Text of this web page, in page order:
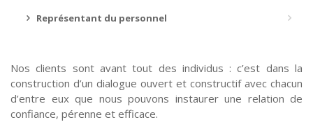
Représentant du personnel
Nos clients sont avant tout des individus : c’est dans la
construction d’un dialogue ouvert et constructif avec chacun
d’entre eux que nous pouvons instaurer une relation de
confiance, pérenne et efficace.